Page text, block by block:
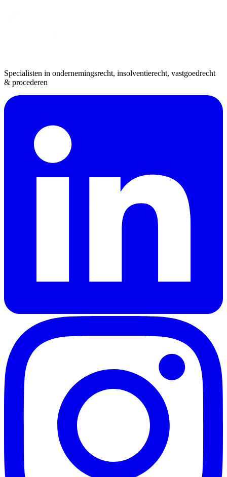
Specialisten in ondernemingsrecht, insolventierecht, vastgoedrecht
& procederen